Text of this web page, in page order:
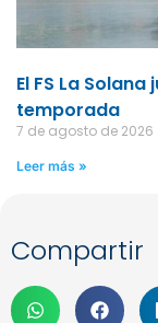
El FS La
temporada
7 de agosto de 2026
Leer más »
Compartir